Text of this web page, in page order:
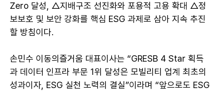
Zero 달성, △지배구조 선진화와 포용적 고용 확대 △정
보보호 및 보안 강화를 핵심 ESG 과제로 삼아 지속 추진
할 방침이다.
손민수 이동의즐거움 대표이사는 “GRESB 4 Star 획득
과 데이터 인프라 부문 1위 달성은 모빌리티 업계 최초의
성과이자, ESG 실천 노력의 결실”이라며 “앞으로도 ESG